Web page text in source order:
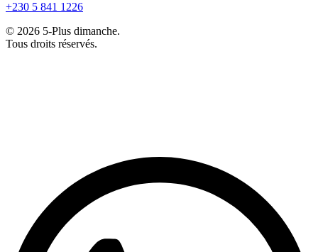
+230 5 841 1226
© 2026 5-Plus dimanche.
Tous droits réservés.